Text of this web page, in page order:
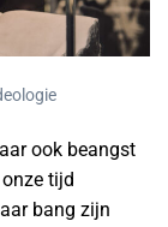
ook beangst
tijd
bang zijn